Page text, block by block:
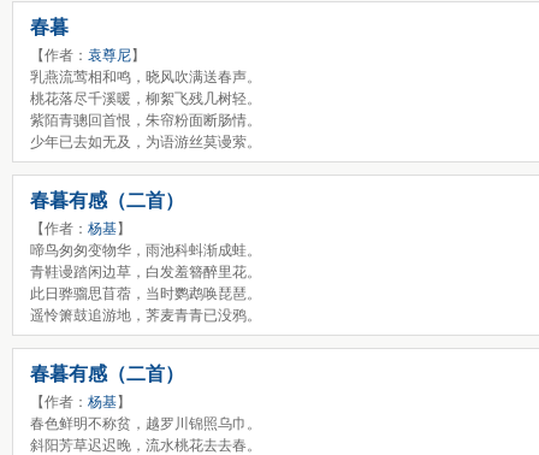
春暮
【作者： 袁尊尼】
乳燕流莺相和鸣，晓风吹满送春声。
桃花落尽千溪暖，柳絮飞残几树轻。
紫陌青骢回首恨，朱帘粉面断肠情。
少年已去如无及，为语游丝莫谩萦。
春暮有感（二首）
【作者： 杨基】
啼鸟匆匆变物华，雨池科蚪渐成蛙。
青鞋谩踏闲边草，白发羞簪醉里花。
此日骅骝思苜蓿，当时鹦鹉唤琵琶。
遥怜箫鼓追游地，荠麦青青已没鸦。
春暮有感（二首）
【作者： 杨基】
春色鲜明不称贫，越罗川锦照乌巾。
斜阳芳草迟迟晚，流水桃花去去春。